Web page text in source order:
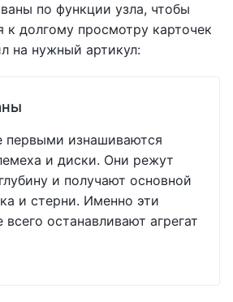
по функции узла, чтобы
к долгому просмотру карточек
на нужный артикул:
первыми изнашиваются
и диски. Они режут
и получают основной
и стерни. Именно эти
останавливают агрегат